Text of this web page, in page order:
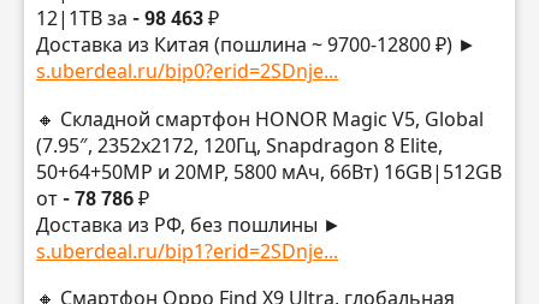
12|1TB за - 98 463 ₽
Доставка из Китая (пошлина ~ 9700-12800 ₽) ►
s.uberdeal.ru/bip0?erid=2SDnje...
🔸 Складной смартфон HONOR Magic V5, Global
(7.95″, 2352х2172, 120Гц, Snapdragon 8 Elite,
50+64+50MP и 20MP, 5800 мАч, 66Вт) 16GB|512GB
от- 78 786 ₽
Доставка из РФ, без пошлины ►
s.uberdeal.ru/bip1?erid=2SDnje...
🔸 Смартфон Oppo Find X9 Ultra, глобальная